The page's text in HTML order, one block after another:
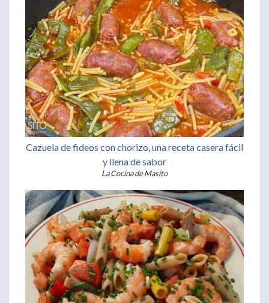
Cazuela de fideos con chorizo, una receta casera fácil
y llena de sabor
La Cocina de Masito